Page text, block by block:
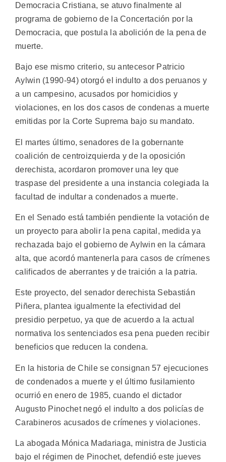
Democracia Cristiana, se atuvo finalmente al
programa de gobierno de la Concertación por la
Democracia, que postula la abolición de la pena de
muerte.
Bajo ese mismo criterio, su antecesor Patricio
Aylwin (1990-94) otorgó el indulto a dos peruanos y
a un campesino, acusados por homicidios y
violaciones, en los dos casos de condenas a muerte
emitidas por la Corte Suprema bajo su mandato.
El martes último, senadores de la gobernante
coalición de centroizquierda y de la oposición
derechista, acordaron promover una ley que
traspase del presidente a una instancia colegiada la
facultad de indultar a condenados a muerte.
En el Senado está también pendiente la votación de
un proyecto para abolir la pena capital, medida ya
rechazada bajo el gobierno de Aylwin en la cámara
alta, que acordó mantenerla para casos de crímenes
calificados de aberrantes y de traición a la patria.
Este proyecto, del senador derechista Sebastián
Piñera, plantea igualmente la efectividad del
presidio perpetuo, ya que de acuerdo a la actual
normativa los sentenciados esa pena pueden recibir
beneficios que reducen la condena.
En la historia de Chile se consignan 57 ejecuciones
de condenados a muerte y el último fusilamiento
ocurrió en enero de 1985, cuando el dictador
Augusto Pinochet negó el indulto a dos policías de
Carabineros acusados de crímenes y violaciones.
La abogada Mónica Madariaga, ministra de Justicia
bajo el régimen de Pinochet, defendió este jueves